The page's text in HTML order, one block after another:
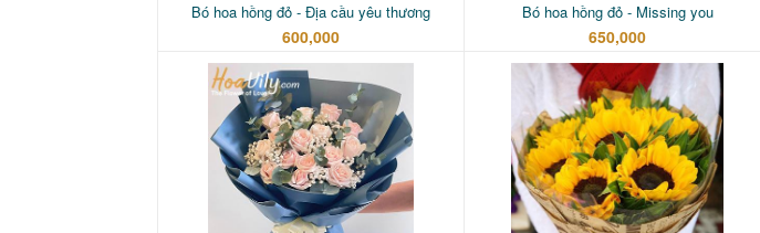
Bó hoa hồng đỏ - Địa cầu yêu thương
600,000
Bó hoa hồng đỏ - Missing you
650,000